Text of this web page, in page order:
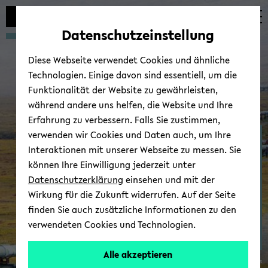
Automatische
vermeiden
zum
wechseln
zum
wechseln
zum
wechseln
Ter­mi­ne/Kol­lo­qui­um
© Wi­ki­me­dia Com­mons
Datenschutzeinstellung
Diese Webseite verwendet Cookies und ähnliche
Technologien. Einige davon sind essentiell, um die
Funktionalität der Website zu gewährleisten,
während andere uns helfen, die Website und Ihre
Erfahrung zu verbessern. Falls Sie zustimmen,
verwenden wir Cookies und Daten auch, um Ihre
Interaktionen mit unserer Webseite zu messen. Sie
können Ihre Einwilligung jederzeit unter
Datenschutzerklärung einsehen und mit der
Wirkung für die Zukunft widerrufen. Auf der Seite
finden Sie auch zusätzliche Informationen zu den
verwendeten Cookies und Technologien.
Alle akzeptieren